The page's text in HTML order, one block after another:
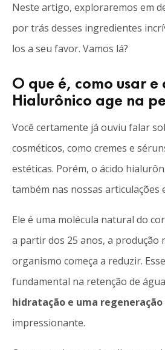
Neste artigo, exploraremos em
por trás desses ingredientes
los a seu favor. Vamos lá?
O que é, como usar
Hialurônico age na
Você certamente já ouviu falar
cosméticos, como cremes e
estéticas. Porém, o ácido
também nas nossas articulações
Ele é uma molécula natural do
a partir dos 25 anos, a produção
organismo começa a reduzir.
fundamental na retenção de
hidratação e uma
impressionante.